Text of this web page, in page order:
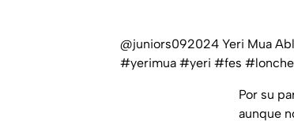
@juniors092024 Yeri Mua
#yerimua #yeri #fes #lonche
Por su
aunque